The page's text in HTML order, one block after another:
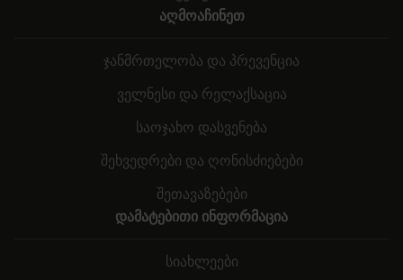
აღმოაჩინეთ
ჯანმრთელობა და პრევენცია
ველნესი და რელაქსაცია
საოჯახო დასვენება
შეხვედრები და ღონისძიებები
შეთავაზებები
დამატებითი ინფორმაცია
სიახლეები